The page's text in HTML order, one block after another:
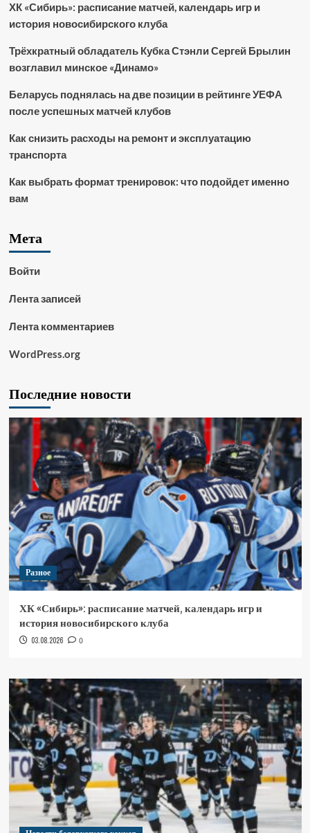
ХК «Сибирь»: расписание матчей, календарь игр и
история новосибирского клуба
Трёхкратный обладатель Кубка Стэнли Сергей Брылин
возглавил минское «Динамо»
Беларусь поднялась на две позиции в рейтинге УЕФА
после успешных матчей клубов
Как снизить расходы на ремонт и эксплуатацию
транспорта
Как выбрать формат тренировок: что подойдет именно
вам
Мета
Войти
Лента записей
Лента комментариев
WordPress.org
Последние новости
Разное
ХК «Сибирь»: расписание матчей, календарь игр и
история новосибирского клуба
03.08.2026 0